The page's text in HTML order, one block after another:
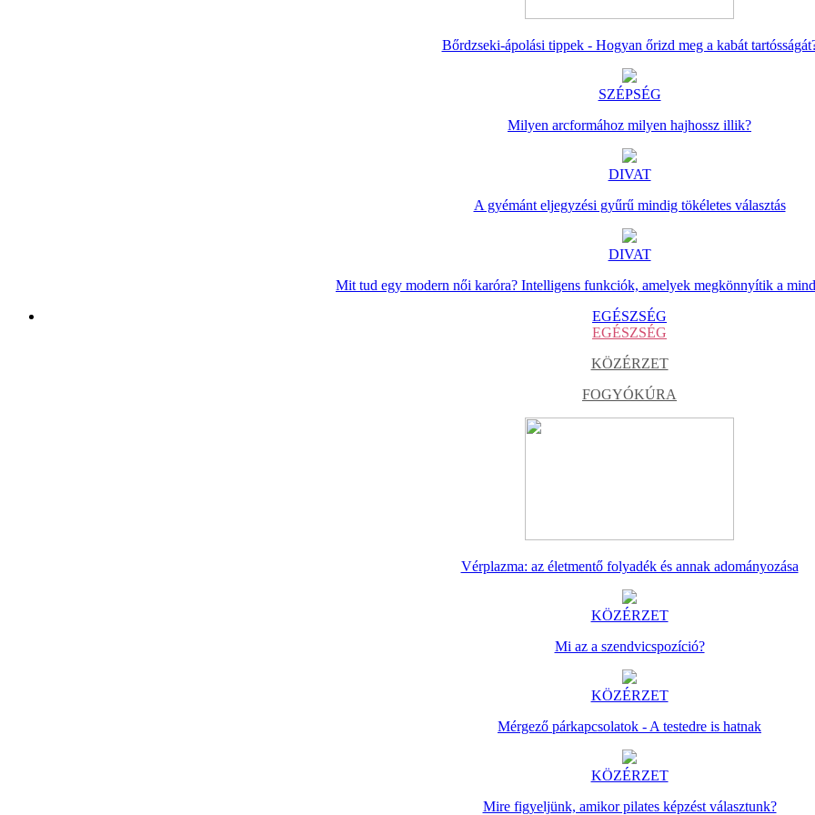
Bőrdzseki-ápolási tippek - Hogyan őrizd meg a kabát
SZÉPSÉG
Milyen arcformához milyen hajhossz illik?
DIVAT
A gyémánt eljegyzési gyűrű mindig tökéletes választás
DIVAT
Mit tud egy modern női karóra? Intelligens funkciók, amelyek megkönnyítik a
EGÉSZSÉG
EGÉSZSÉG
KÖZÉRZET
FOGYÓKÚRA
Vérplazma: az életmentő folyadék és annak adományozása
KÖZÉRZET
Mi az a szendvicspozíció?
KÖZÉRZET
Mérgező párkapcsolatok - A testedre is hatnak
KÖZÉRZET
Mire figyeljünk, amikor pilates képzést választunk?